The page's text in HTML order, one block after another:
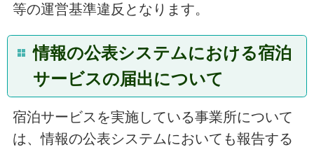
等の運営基準違反となります。
情報の公表システムにおける宿泊
サービスの届出について
宿泊サービスを実施している事業所について
は、情報の公表システムにおいても報告する